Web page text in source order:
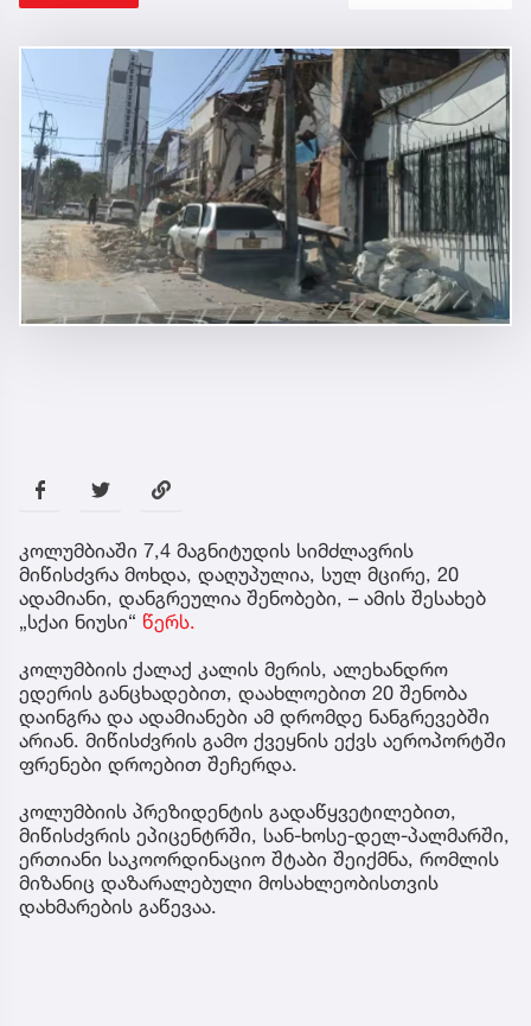
კოლუმბიაში 7,4 მაგნიტუდის სიმძლავრის
მიწისძვრა მოხდა, დაღუპულია, სულ მცირე, 20
ადამიანი, დანგრეულია შენობები, – ამის შესახებ
„სქაი ნიუსი“ წერს.
კოლუმბიის ქალაქ კალის მერის, ალეხანდრო
ედერის განცხადებით, დაახლოებით 20 შენობა
დაინგრა და ადამიანები ამ დრომდე ნანგრევებში
არიან. მიწისძვრის გამო ქვეყნის ექვს აეროპორტში
ფრენები დროებით შეჩერდა.
კოლუმბიის პრეზიდენტის გადაწყვეტილებით,
მიწისძვრის ეპიცენტრში, სან-ხოსე-დელ-პალმარში,
ერთიანი საკოორდინაციო შტაბი შეიქმნა, რომლის
მიზანიც დაზარალებული მოსახლეობისთვის
დახმარების გაწევაა.